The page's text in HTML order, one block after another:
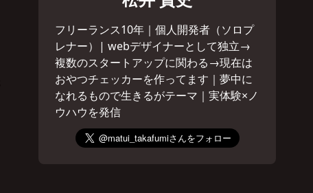
フリーランス10年｜個人開発者（ソロプ
レナー）| webデザイナーとして独立→
複数のスタートアップに関わる→現在は
おやつチェッカーを作ってます｜夢中に
なれるもので生きるがテーマ｜実体験×ノ
ウハウを発信